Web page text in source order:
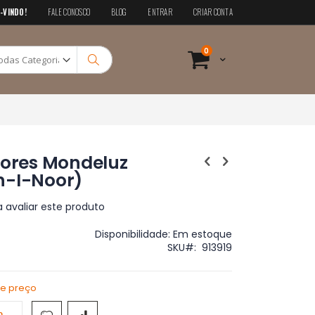
VINDO! FALE CONOSCO BLOG ENTRAR CRIAR CONTA
Cart
0 itens
Pesquisa
Mondeluz
I-Noor)
avaliar este produto
Disponibilidade: Em estoque
SKU
913919
preço